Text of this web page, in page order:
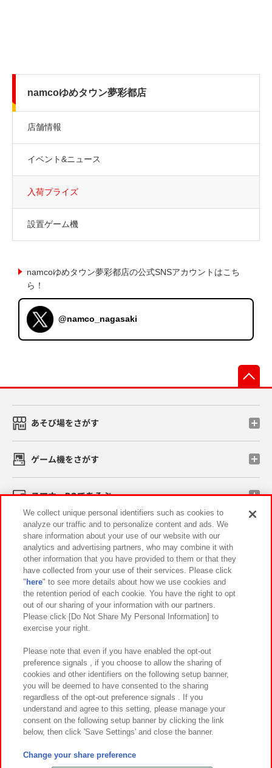
namcoゆめタウン夢彩都店
店舗情報
イベント&ニュース
入荷プライズ
設置ゲーム機
namcoゆめタウン夢彩都店の公式SNSアカウントはこち
ら！
@namco_nagasaki
あそび場をさがす
ゲーム機をさがす
スマホ・PCであそぶ
イベント・キャンペーン
関連会社 サステナビリティ サイトポリシー
プライバシーポリシー ウェブアクセシビリティ方針と検証結果
お取引先さまとともに
カスタマーハラスメント対応方針 よくあるご質問・お問い合わせ
©Bandai Namco Amusement Inc.
©Bandai Namco Amusement Lab Inc.
We collect unique personal identifiers such as cookies to
analyze our traffic and to personalize content and ads. We
share information about your use of our website with our
analytics and advertising partners, who may combine it with
other information that you have provided to them or that they
have collected from your use of their services. Please click
" here" to see more details about how we use cookies and
the retention period of each cookie. You have the right to opt
out of our sharing of your information with our partners.
Please click [Do Not Share My Personal Information] to
exercise your right.
Please note that even if you have enabled the opt-out
preference signals , if you choose to allow the sharing of
cookies and other identifiers on the following setup banner,
you will be deemed to have consented to the sharing
regardless of the opt-out preference signals . If you
understand and agree to this setting, please manage your
consent on the following setup banner by clicking the link
below, then click 'Save Settings' and close the banner.
Change your share preference